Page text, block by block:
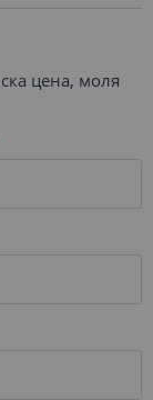
цена, моля